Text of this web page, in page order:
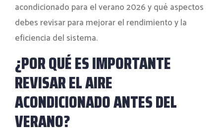
acondicionado para el verano 2026 y qué aspectos
debes revisar para mejorar el rendimiento y la
eficiencia del sistema.
¿POR QUÉ ES IMPORTANTE
REVISAR EL AIRE
ACONDICIONADO ANTES DEL
VERANO?